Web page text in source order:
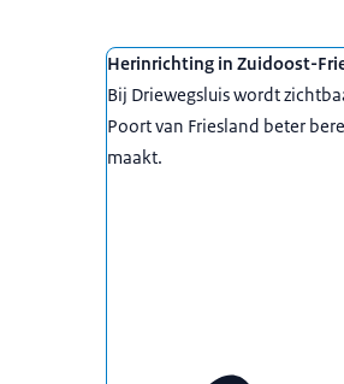
Herinrichting in Zuidoost-
Bij Driewegsluis wordt
Poort van Friesland beter
maakt.